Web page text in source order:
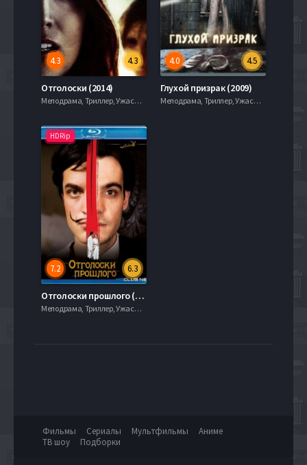
4.3
4.3
Отголоски (2014)
Мелодрама, Триллер, Ужасы, mobilen,
4.5
4.0
Глухой призрак (2009)
Мелодрама, Триллер, Ужасы, mobilen,
HDRip
6.3
7.2
Отголоски прошлого (2008)
Мелодрама, Триллер, Ужасы, mobilen,
Фильмы Сериалы Мультфильмы
Аниме
ТВ шоу
Подборки